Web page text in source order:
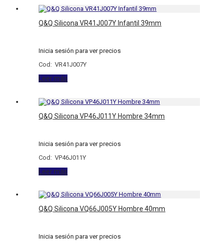
Q&Q Silicona VR41J007Y Infantil 39mm
Inicia sesión para ver precios
Cod: VR41J007Y
Leer más
Q&Q Silicona VP46J011Y Hombre 34mm
Inicia sesión para ver precios
Cod: VP46J011Y
Leer más
Q&Q Silicona VQ66J005Y Hombre 40mm
Inicia sesión para ver precios